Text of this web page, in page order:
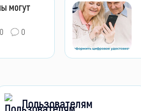
могут
0
Пользователям